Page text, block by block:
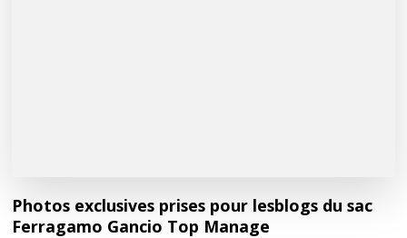
Photos exclusives prises pour lesblogs du sac
Ferragamo Gancio Top Manage